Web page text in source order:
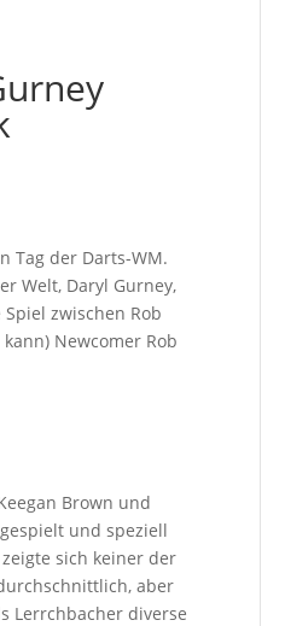
Tag der Darts-WM.
Welt, Daryl Gurney,
zwischen Rob
Newcomer Rob
Brown und
und speziell
sich keiner der
aber
Lerrchbacher diverse